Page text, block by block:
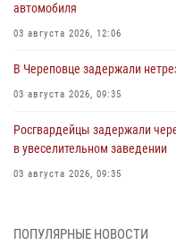
автомобиля
03 августа 2026, 12:06
В Череповце задержали
03 августа 2026, 09:35
Росгвардейцы задержали
в увеселительном заведении
03 августа 2026, 09:35
товаров из магазина
ПОПУЛЯРНЫЕ НОВОСТИ